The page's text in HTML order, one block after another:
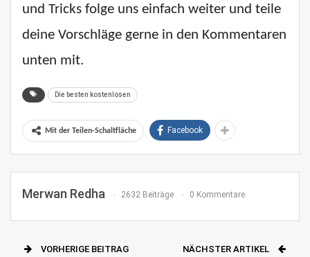
und Tricks folge uns einfach weiter und teile
deine Vorschläge gerne in den Kommentaren
unten mit.
Die besten kostenlosen
Mit der Teilen-Schaltfläche Facebook
Merwan Redha 2632 Beiträge 0 Kommentare
VORHERIGE BEITRAG
NÄCHSTER ARTIKEL